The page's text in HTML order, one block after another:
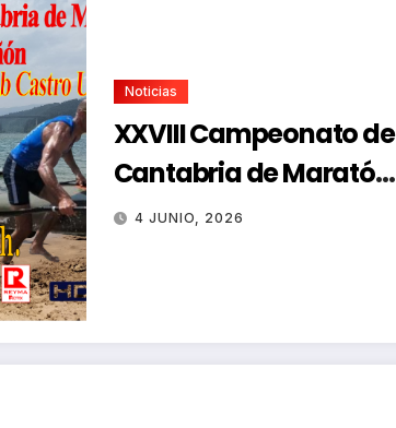
Noticias
XXVIII Campeonato de
Cantabria de Maratón-
Regata de Promoción
4 JUNIO, 2026